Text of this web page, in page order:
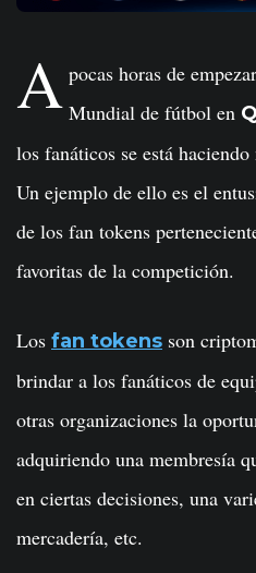
A pocas horas de
Mundial de fútbol en
los fanáticos se está
Un ejemplo de ello es el
de los fan tokens
favoritas de la competición.
Los fan tokens son
brindar a los fanáticos de
otras organizaciones la
adquiriendo una membresía
en ciertas decisiones, una
mercadería, etc.